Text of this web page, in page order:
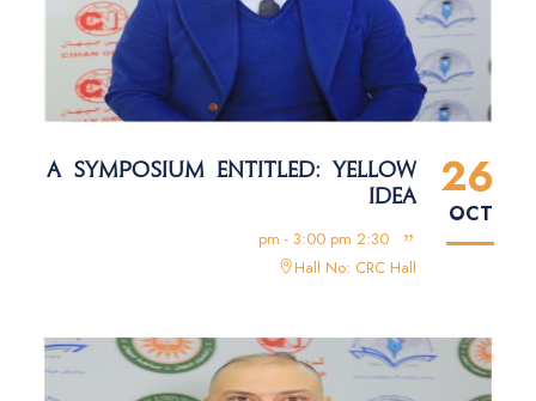
26
OCT
A SYMPOSIUM ENTITLED: YELLOW
IDEA
2:30 pm - 3:00 pm
Hall No: CRC Hall